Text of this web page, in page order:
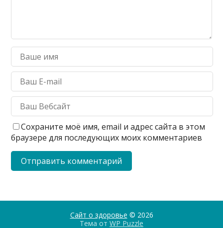
Сохраните моё имя, email и адрес сайта в этом
браузере для последующих моих комментариев
Сайт о здоровье © 2026
Тема от WP Puzzle